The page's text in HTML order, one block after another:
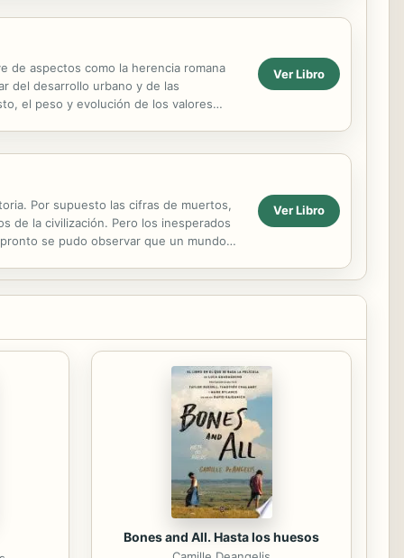
de aspectos como la herencia romana
del desarrollo urbano y de las
el peso y evolución de los valores
Ver Libro
Por supuesto las cifras de muertos,
de la civilización. Pero los inesperados
se pudo observar que un mundo
Ver Libro
Bones and All. Hasta los huesos